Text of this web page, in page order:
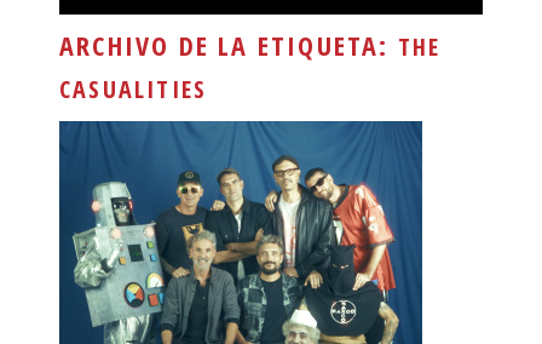
ARCHIVO DE LA ETIQUETA: THE
CASUALITIES